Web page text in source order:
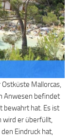
Mallorcas,
Anwesen befindet
bewahrt hat. Es ist
wird er überfüllt,
Eindruck hat,